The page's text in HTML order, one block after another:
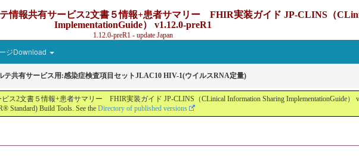
情報共有サービス2文書５情報+患者サマリー FHIR実装ガイド JP-CLINS（
ImplementationGuide） v1.12.0-preR1
1.12.0-preR1 - update Japan
ジDownload
テ共有サービス用:感染症検査項目セットJLAC10 HIV-1(ウイルスRNA定量)
ス2文書５情報+患者サマリー FHIR実装ガイド JP-CLINS（CLinical Information Sharing ImplementationGuide）
Standard) Build Tools. See the Directory of published versions